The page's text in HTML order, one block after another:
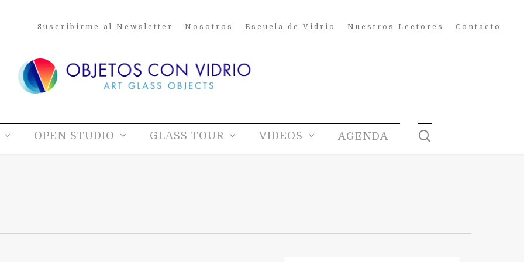
Suscribirme al Newsletter Nosotros Escuela de Vidrio Nuestros Lectores Contacto
OPEN STUDIO GLASS TOUR VIDEOS AGENDA